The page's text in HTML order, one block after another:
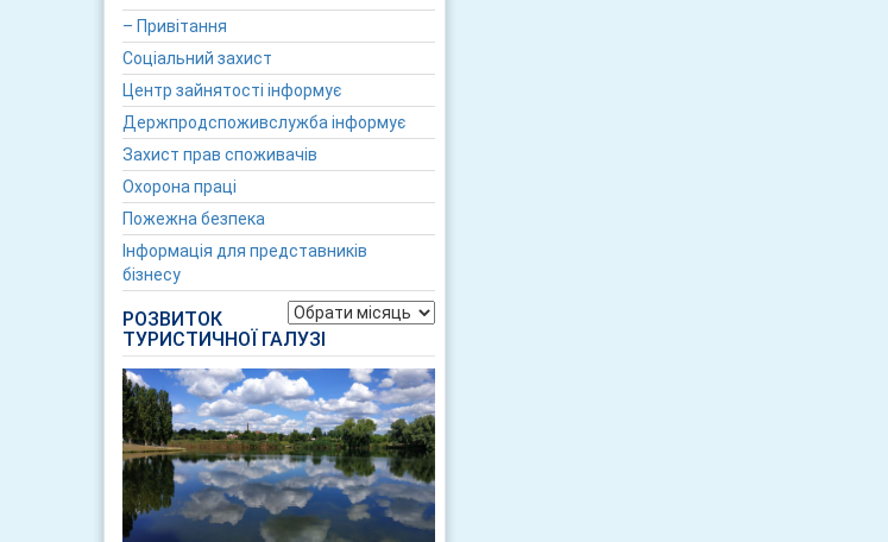
– Привітання
Соціальний захист
Центр зайнятості інформує
Держпродспоживслужба інформує
Захист прав споживачів
Охорона праці
Пожежна безпека
Інформація для представників
бізнесу
Архіви
РОЗВИТОК
ТУРИСТИЧНОЇ ГАЛУЗІ